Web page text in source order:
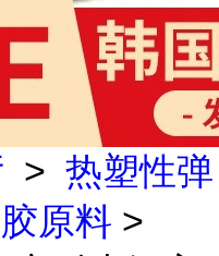
> 热塑性弹
原料 >